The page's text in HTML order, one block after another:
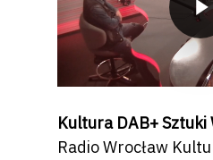
Kultura DAB+ Sztuki
Radio Wrocław